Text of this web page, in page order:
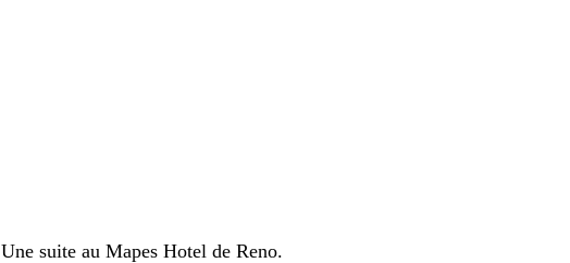
Une suite au Mapes Hotel de Reno.